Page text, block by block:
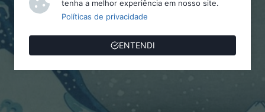
tenha a melhor experiência em nosso site.
Políticas de privacidade
ENTENDI